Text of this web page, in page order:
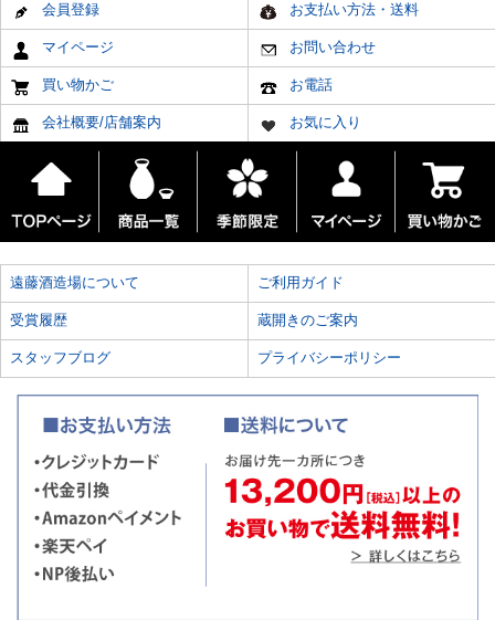
会員登録 お支払い方法・送料
マイページ お問い合わせ
買い物かご お電話
会社概要/店舗案内 お気に入り
遠藤酒造場について ご利用ガイド
受賞履歴 蔵開きのご案内
スタッフブログ プライバシーポリシー